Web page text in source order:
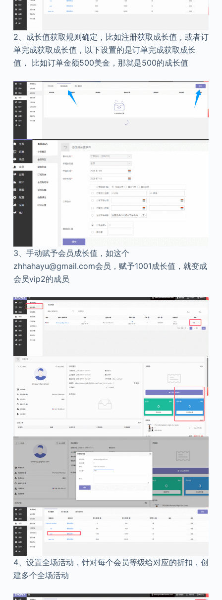
2、成长值获取规则确定，比如注册获取成长值，或者订
单完成获取成长值，以下设置的是订单完成获取成长
值， 比如订单金额500美金，那就是500的成长值
3、手动赋予会员成长值，如这个
zhhahayu@gmail.com会员，赋予1001成长值，就变成
会员vip2的成员
4、设置全场活动，针对每个会员等级给对应的折扣，创
建多个全场活动